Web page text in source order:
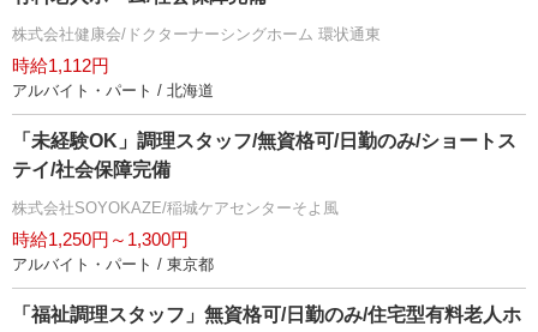
株式会社健康会/ドクターナーシングホーム 環状通東
時給1,112円
アルバイト・パート / 北海道
「未経験OK」調理スタッフ/無資格可/日勤のみ/ショートス
テイ/社会保障完備
株式会社SOYOKAZE/稲城ケアセンターそよ風
時給1,250円～1,300円
アルバイト・パート / 東京都
「福祉調理スタッフ」無資格可/日勤のみ/住宅型有料老人ホ